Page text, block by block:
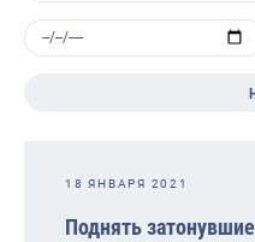
18 ЯНВАРЯ 2021
Поднять